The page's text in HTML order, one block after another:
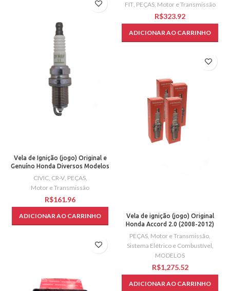
FIT, PEÇAS, Motor e Transmissão
R$
ADICIONAR AO CARRINHO
Vela de Ignição (jogo) Original e
Genuíno Honda Diversos Modelos
CIVIC, CR-V, PEÇAS,
Motor e Transmissão
R$
ADICIONAR AO CARRINHO
Vela de ignição (jogo) Original
Honda Accord 2.0 (2008-2012)
PEÇAS, Motor e Transmissão,
Sistema Elétrico e Combustível,
MODELOS
R$
ADICIONAR AO CARRINHO